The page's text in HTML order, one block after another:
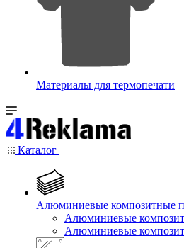
Материалы для термопечати
Каталог
Алюминиевые композитные
Алюминиевые
Алюминиевые